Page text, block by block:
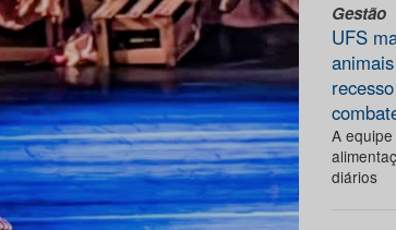
Gestão
UFS
A
diários